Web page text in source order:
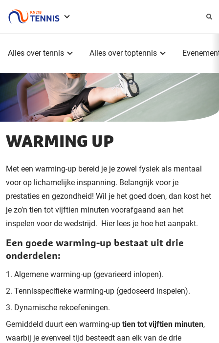
Alles over tennis Alles over toptennis
WARMING UP
Met een warming-up bereid je je zowel fysiek als mentaal
voor op lichamelijke inspanning. Belangrijk voor je
prestaties en gezondheid! Wil je het goed doen, dan kost het
je zo’n tien tot vijftien minuten voorafgaand aan het
inspelen voor de wedstrijd. Hier lees je hoe het aanpakt.
Een goede warming-up bestaat uit drie
onderdelen:
1. Algemene warming-up (gevarieerd inlopen).
2. Tennisspecifieke warming-up (gedoseerd inspelen).
3. Dynamische rekoefeningen.
Gemiddeld duurt een warming-up tien tot vijftien minuten,
waarbij je evenveel tijd besteedt aan elk van de drie